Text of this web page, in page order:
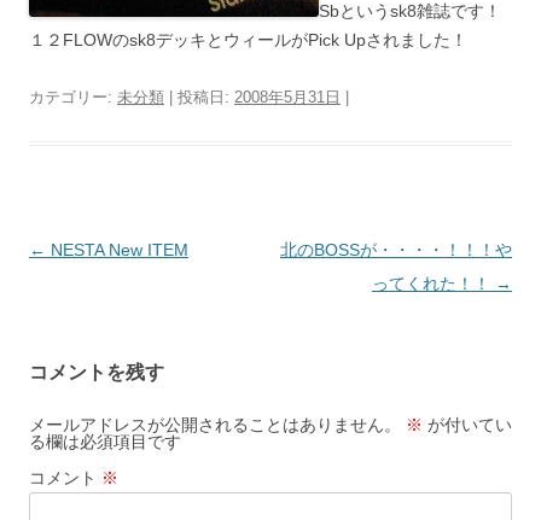
Sbというsk8雑誌です！
１２FLOWのsk8デッキとウィールがPick Upされました！
カテゴリー: 未分類 | 投稿日: 2008年5月31日
投
ゲ
ー
シ
ョ
← NESTA New ITEM
北のBOSSが・・・・！！！や
ってくれた！！
→
コメントを残す
メールアドレスが公開されることはありません。 ※ が付いてい
る欄は必須項目です
コメント ※